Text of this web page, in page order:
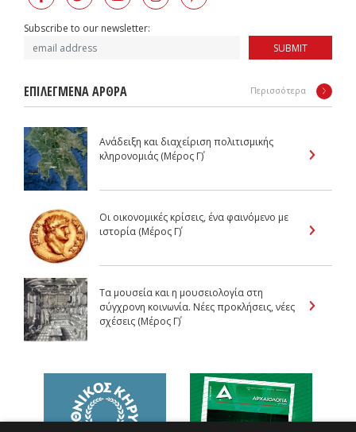
Subscribe to our newsletter:
SUBMIT
ΕΠΙΛΕΓΜΕΝΑ ΑΡΘΡΑ Περισσότερα
Ανάδειξη και διαχείριση πολιτισμικής
κληρονομιάς (Μέρος Γ΄)
Οι οικονομικές κρίσεις, ένα φαινόμενο με
ιστορία (Μέρος Γ΄)
Τα μουσεία και η μουσειολογία στη
σύγχρονη κοινωνία. Νέες προκλήσεις, νέες
σχέσεις (Μέρος Γ΄)